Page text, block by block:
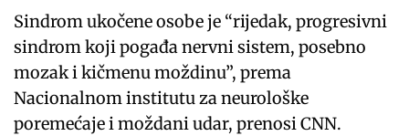
Sindrom ukočene osobe je “rijedak, progresivni
sindrom koji pogađa nervni sistem, posebno
mozak i kičmenu moždinu”, prema
Nacionalnom institutu za neurološke
poremećaje i moždani udar, prenosi CNN.